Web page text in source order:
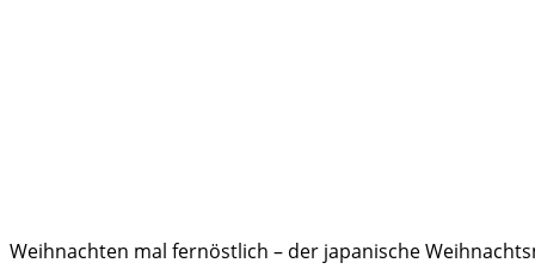
Weihnachten mal fernöstlich – der japanische